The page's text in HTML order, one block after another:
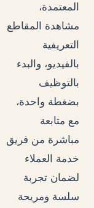
المعتمدة،
مشاهدة المقاطع
التعريفية
بالفيديو، والبدء
بالتوظيف
بضغطة واحدة،
مع متابعة
مباشرة من فريق
خدمة العملاء
لضمان تجربة
سلسة ومريحة